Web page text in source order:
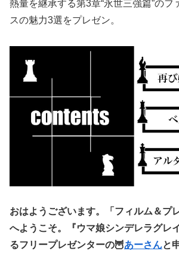
熱量を継承する第3章“永世三強篇”のフ
スの魅力3選をプレゼン。
おはようございます。「フィルム＆プ
へようこそ。『ウマ娘シンデレラグレ
るフリープレゼンターの🦉あーさんと